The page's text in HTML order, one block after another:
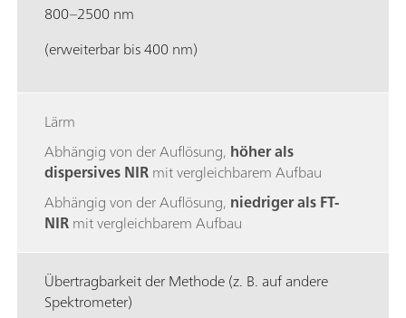
800–2500 nm
(erweiterbar bis 400 nm)
Lärm
Abhängig von der Auflösung, höher als
dispersives NIRmit vergleichbarem Aufbau
Abhängig von der Auflösung, niedriger als FT-
NIRmit vergleichbarem Aufbau
Übertragbarkeit der Methode (z. B. auf andere
Spektrometer)